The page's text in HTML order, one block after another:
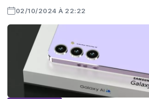
02/10/2024 À 22:22